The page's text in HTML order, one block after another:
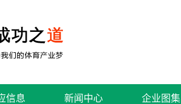
信息 新闻中心 企业图集